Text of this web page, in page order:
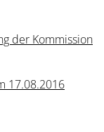
der Kommission
17.08.2016